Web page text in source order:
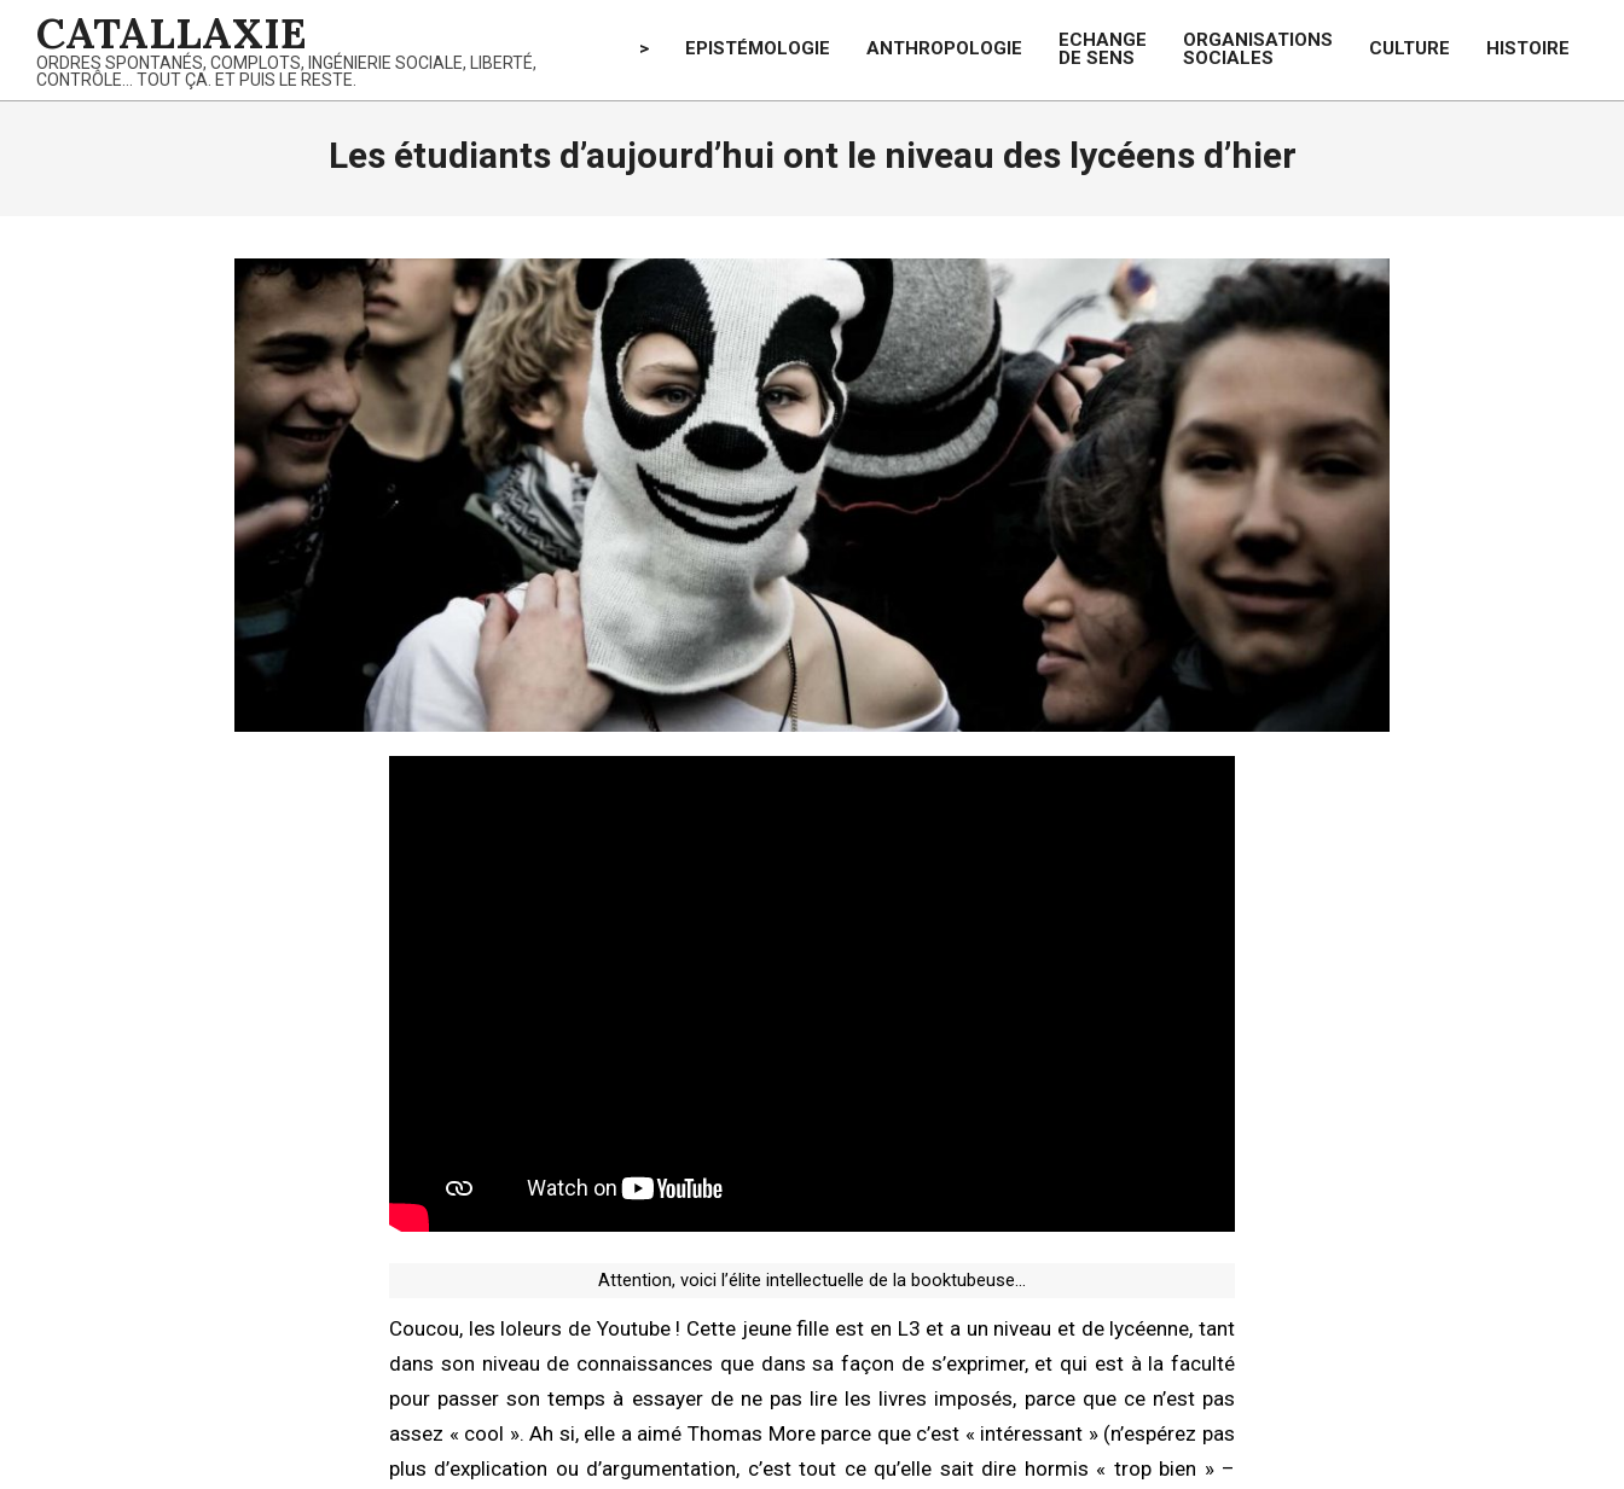
content
CATALLAXIE
ORDRES SPONTANÉS, COMPLOTS, INGÉNIERIE SOCIALE, LIBERTÉ,
CONTRÔLE… TOUT ÇA. ET PUIS LE RESTE.
> EPISTÉMOLOGIE ANTHROPOLOGIE
ECHANGE
DE SENS
ORGANISATIONS
SOCIALES
CULTURE HISTOIRE
Les étudiants d’aujourd’hui ont le niveau des lycéens d’hier
Attention, voici l’élite intellectuelle de la booktubeuse…
Coucou, les loleurs de Youtube ! Cette jeune fille est en L3 et a un niveau et de lycéenne, tant
dans son niveau de connaissances que dans sa façon de s’exprimer, et qui est à la faculté
pour passer son temps à essayer de ne pas lire les livres imposés, parce que ce n’est pas
assez « cool ». Ah si, elle a aimé Thomas More parce que c’est « intéressant » (n’espérez pas
plus d’explication ou d’argumentation, c’est tout ce qu’elle sait dire hormis « trop bien » –